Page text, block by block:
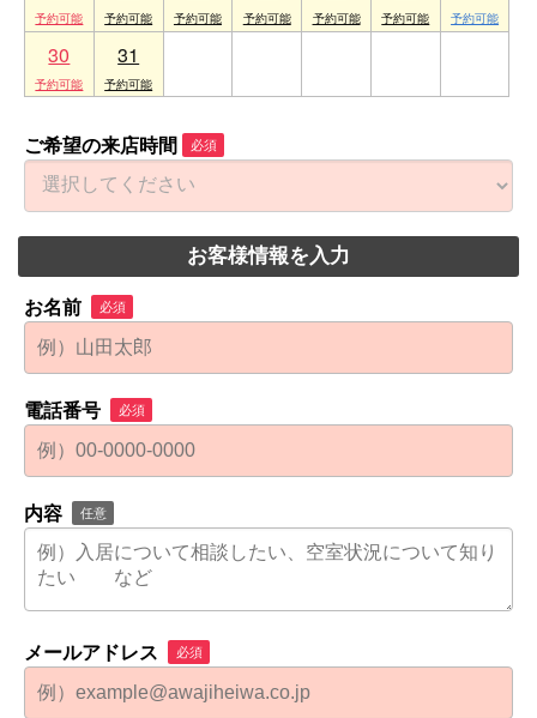
30 31
ご希望の来店時間 必須
お客様情報を入力
お名前 必須
電話番号 必須
内容 任意
メールアドレス 必須